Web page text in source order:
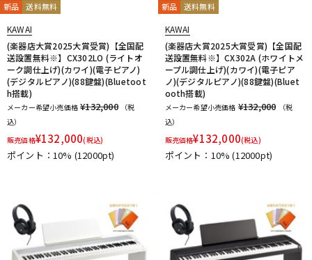
新品 送料無料
KAWAI
(楽器店大賞2025大賞受賞)【全国配
送設置無料※】CX302LO (ライトオ
ーク調仕上げ)(カワイ)(電子ピアノ)
(デジタルピアノ)(88鍵盤)(Bluetoot
h搭載)
メーカー希望小売価格 ¥132,000
（税
込）
販売価格¥132,000(税込)
ポイント：10% (12000pt)
新品 送料無料
KAWAI
(楽器店大賞2025大賞受賞)【全国配
送設置無料※】CX302A (ホワイトメ
ープル調仕上げ)(カワイ)(電子ピア
ノ)(デジタルピアノ)(88鍵盤)(Bluet
ooth搭載)
メーカー希望小売価格 ¥132,000
（税
込）
販売価格¥132,000(税込)
ポイント：10%(12000pt)